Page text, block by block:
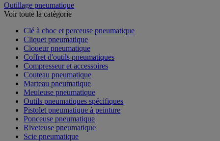
Outillage pneumatique
Voir toute la catégorie
Clé à choc et perceuse pneumatique
Cliquet pneumatique
Cloueur pneumatique
Coffret d'outils pneumatiques
Compresseur et accessoires
Couteau pneumatique
Marteau pneumatique
Meuleuse pneumatique
Outils pneumatiques spécifiques
Pistolet pneumatique à peinture
Ponceuse pneumatique
Riveteuse pneumatique
Scie pneumatique